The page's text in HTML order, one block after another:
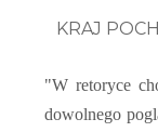
KRAJ
"W retoryce
dowolnego